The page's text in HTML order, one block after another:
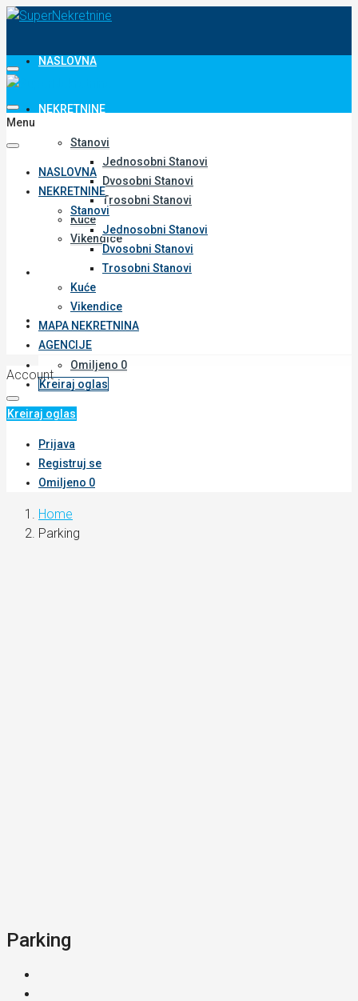
NASLOVNA
NEKRETNINE
Stanovi
Jednosobni Stanovi
Dvosobni Stanovi
Trosobni Stanovi
Kuće
Vikendice
MAPA NEKRETNINA
AGENCIJE
Omiljeno 0
Kreiraj oglas
Menu
NASLOVNA
NEKRETNINE
Stanovi
Jednosobni Stanovi
Dvosobni Stanovi
Trosobni Stanovi
Kuće
Vikendice
MAPA NEKRETNINA
AGENCIJE
Account
Kreiraj oglas
Prijava
Registruj se
Omiljeno 0
Home
Parking
Parking